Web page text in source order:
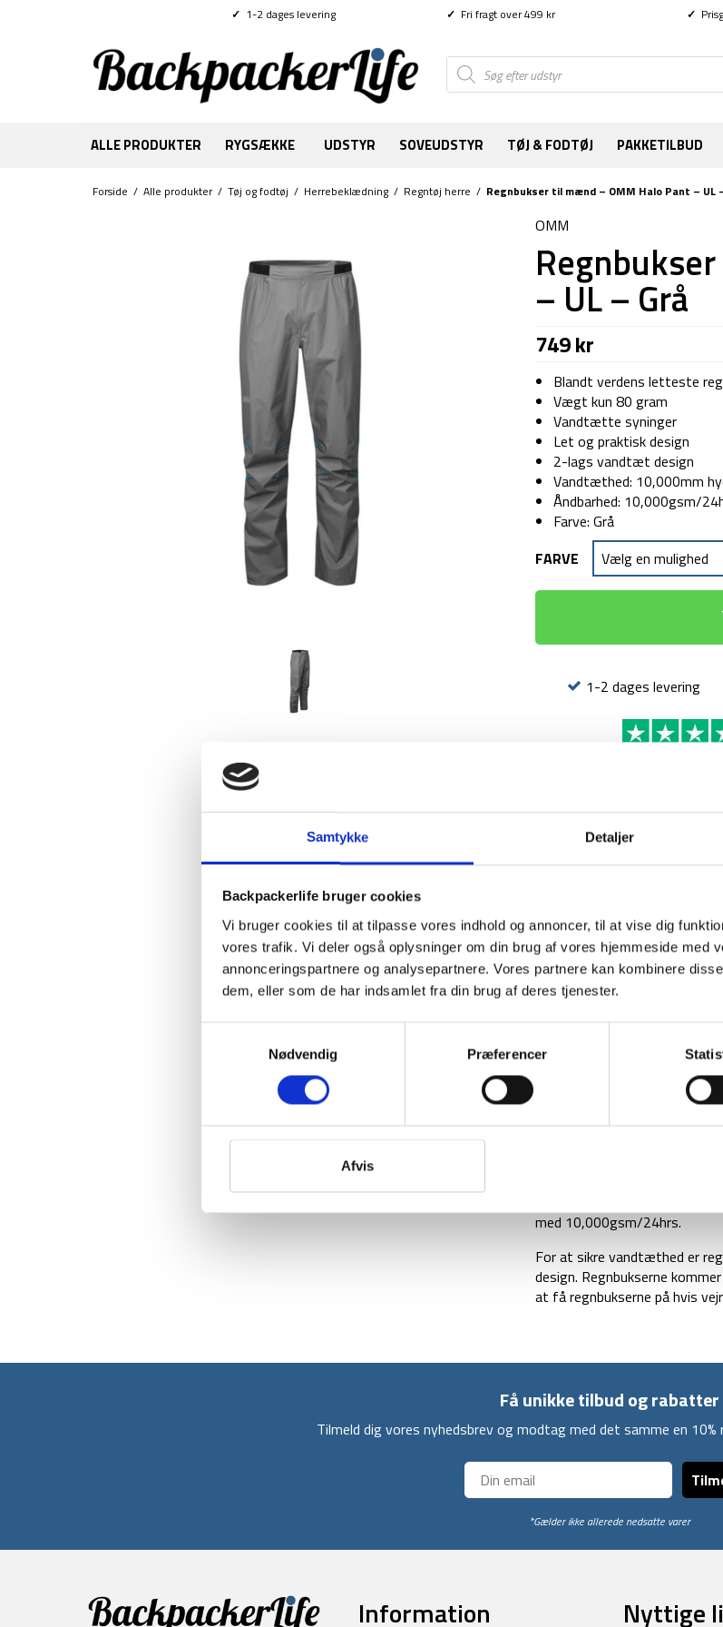
Samtykke Detaljer
Backpackerlife bruger cookies
Vi bruger cookies til at tilpasse vores indhold og annoncer, til at vise dig
vores trafik. Vi deler også oplysninger om din brug af vores hjemmeside med
annonceringspartnere og analysepartnere. Vores partnere kan kombinere
dem, eller som de har indsamlet fra din brug af deres tjenester.
Nødvendig
Præferencer
Afvis
✓ 1-2 dages levering ✓ Fri fragt over 499 kr ✓
Products
search
ALLE PRODUKTER RYGSÆKKE UDSTYR SOVEUDSTYR TØJ & FODTØJ PAKKETILBUD
Forside / Alle produkter/ Tøj og fodtøj / Herrebeklædning / Regntøj herre / Regnbukser til mænd – OMM Halo Pant – UL
OMM
– UL – Grå
749kr
Blandt verdens letteste
Vægt kun 80 gram
Vandtætte syninger
Let og praktisk design
2-lags vandtæt design
Vandtæthed: 10,000mm
Åndbarhed: 10,000gsm/
Farve: Grå
FARVE
1-2 dages levering
OMM’s Halo Pants er
letvægtige bukser, men også
designet til at være både
med 10,000gsm/24hrs.
For at sikre vandtæthed er
design. Regnbukserne
at få regnbukserne på hvis
Få unikke tilbud og rabatter
Tilmeld dig vores nyhedsbrev og modtag med det samme en
*Gælder ikke allerede nedsatte varer
Information Nyttige